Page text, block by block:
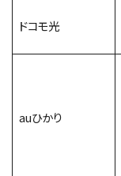
ドコモ光
auひかり